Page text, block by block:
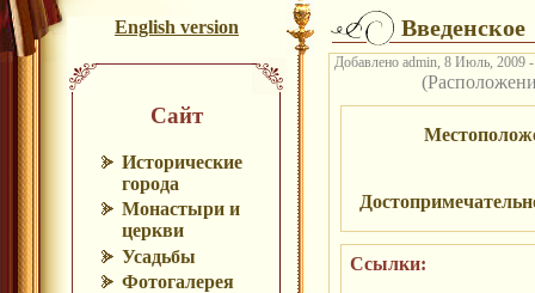
English version
Сайт
Исторические
города
Монастыри и
церкви
Усадьбы
Фотогалерея
Введенское
Добавлено admin, 8 Июль, 2009
Ссылки: